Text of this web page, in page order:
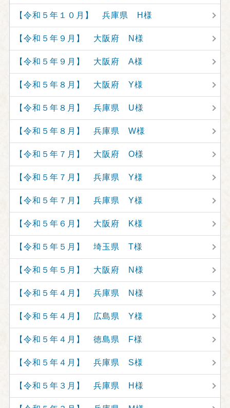
【令和５年１０月】 兵庫県 H様
【令和５年９月】 大阪府 N様
【令和５年９月】 大阪府 A様
【令和５年８月】 大阪府 Y様
【令和５年８月】 兵庫県 U様
【令和５年８月】 兵庫県 W様
【令和５年７月】 大阪府 O様
【令和５年７月】 兵庫県 Y様
【令和５年７月】 兵庫県 Y様
【令和５年６月】 大阪府 K様
【令和５年５月】 埼玉県 T様
【令和５年５月】 大阪府 N様
【令和５年４月】 兵庫県 N様
【令和５年４月】 広島県 Y様
【令和５年４月】 徳島県 F様
【令和５年４月】 兵庫県 S様
【令和５年３月】 兵庫県 H様